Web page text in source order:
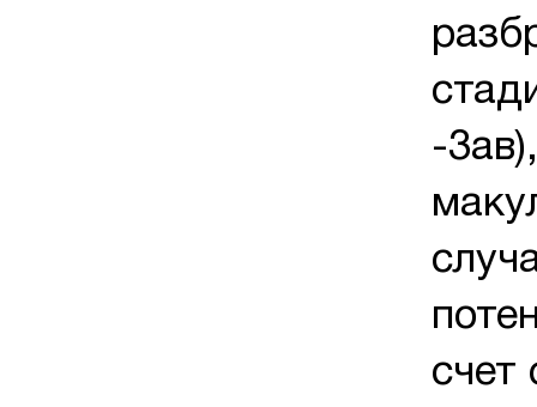
-
счет